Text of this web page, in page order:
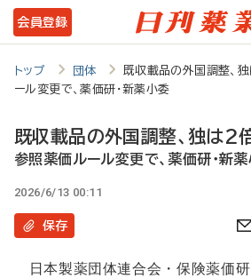
メ
イ
テ
ツ
に
会員登録
トップ 団体
既収載品の外国調整
ール変更で、薬価研・新薬小委
既収載品の外国調整、独は2
参照薬価ルール変更で、薬価研・新
2026/6/13 00:11
保存
日本製薬団体連合会・保険薬価